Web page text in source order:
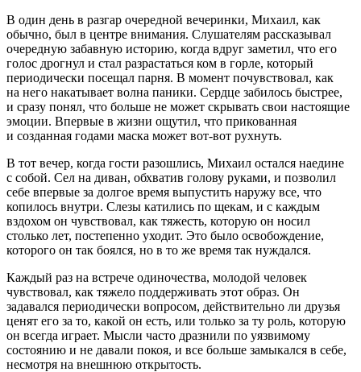
В один день в разгар очередной вечеринки, Михаил, как
обычно, был в центре внимания. Слушателям рассказывал
очередную забавную историю, когда вдруг заметил, что его
голос дрогнул и стал разрастаться ком в горле, который
периодически посещал парня. В момент почувствовал, как
на него накатывает волна паники. Сердце забилось быстрее,
и сразу понял, что больше не может скрывать свои настоящие
эмоции. Впервые в жизни ощутил, что прикованная
и созданная годами маска может вот-вот рухнуть.
В тот вечер, когда гости разошлись, Михаил остался наедине
с собой. Сел на диван, обхватив голову руками, и позволил
себе впервые за долгое время выпустить наружу все, что
копилось внутри. Слезы катились по щекам, и с каждым
вздохом он чувствовал, как тяжесть, которую он носил
столько лет, постепенно уходит. Это было освобождение,
которого он так боялся, но в то же время так нуждался.
Каждый раз на встрече одиночества, молодой человек
чувствовал, как тяжело поддерживать этот образ. Он
задавался периодически вопросом, действительно ли друзья
ценят его за то, какой он есть, или только за ту роль, которую
он всегда играет. Мысли часто дразнили по уязвимому
состоянию и не давали покоя, и все больше замыкался в себе,
несмотря на внешнюю открытость.